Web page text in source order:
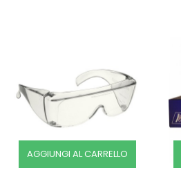
AGGIUNGI AL CARRELLO